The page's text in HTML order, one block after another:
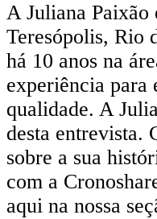
A Juliana Paixão
Teresópolis, Rio
há 10 anos na
experiência para
qualidade. A
desta entrevista.
sobre a sua
com a
aqui na nossa